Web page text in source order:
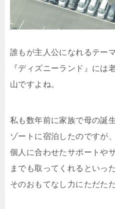
誰もが主人公になれるテー
『ディズニーランド』には
山ですよね。
私も数年前に家族で母の誕
ゾートに宿泊したのですが、
個人に合わせたサポートや
までも取ってくれるといった
そのおもてなし力にただた